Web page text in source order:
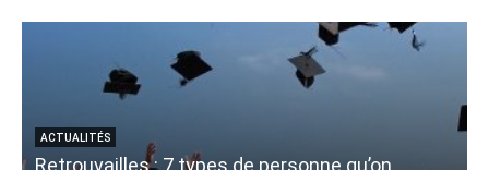
ACTUALITÉS
Retrouvailles : 7 types de personne qu’on